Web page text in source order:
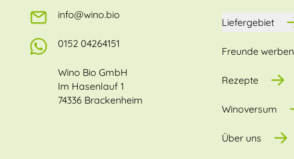
info@wino.bio
0152 04264151
Wino Bio GmbH
Im Hasenlauf 1
74336 Brackenheim
Liefergebiet
Freunde werben
Rezepte
Winoversum
Über uns